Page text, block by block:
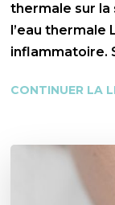
thermale sur la
l’eau thermale
inflammatoire.
CONTINUER LA